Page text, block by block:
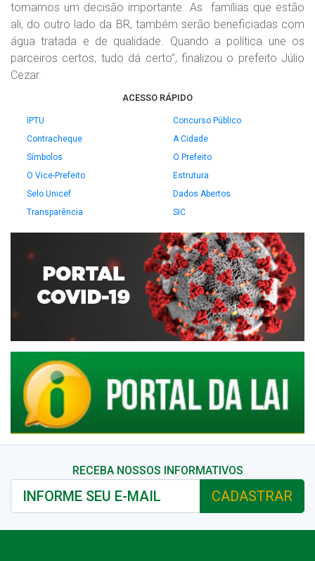
tomamos um decisão importante. As famílias que estão
ali, do outro lado da BR, também serão beneficiadas com
água tratada e de qualidade. Quando a política une os
parceiros certos, tudo dá certo”, finalizou o prefeito Júlio
Cezar.
ACESSO RÁPIDO
IPTU
Concurso Público
Contracheque
A Cidade
Símbolos
O Prefeito
O Vice-Prefeito
Estrutura
Selo Unicef
Dados Abertos
Transparência
SIC
RECEBA NOSSOS INFORMATIVOS
CADASTRAR